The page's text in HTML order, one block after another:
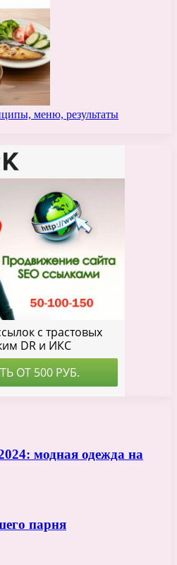
меню, результаты
модная одежда на
парня